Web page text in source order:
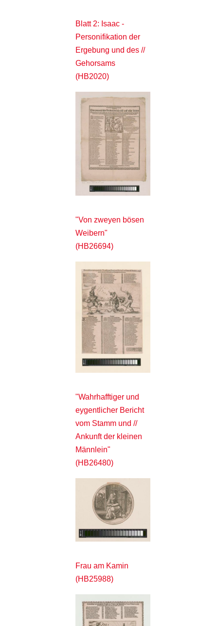
Blatt 2: Isaac -
Personifikation der
Ergebung und des //
Gehorsams
(HB2020)
"Von zweyen bösen
Weibern"
(HB26694)
"Wahrhafftiger und
eygentlicher Bericht
vom Stamm und //
Ankunft der kleinen
Männlein"
(HB26480)
Frau am Kamin
(HB25988)